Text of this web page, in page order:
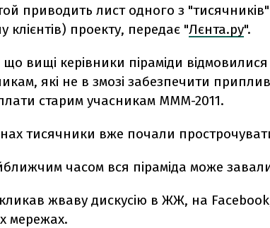
приводить лист одного з "тисячників"
клієнтів) проекту, передає "Лєнта.ру".
що вищі керівники піраміди відмовилися
які не в змозі забезпечити приплив
старим учасникам МММ-2011.
тисячники вже почали
часом вся піраміда може
жваву дискусію в ЖЖ, на
мережах.